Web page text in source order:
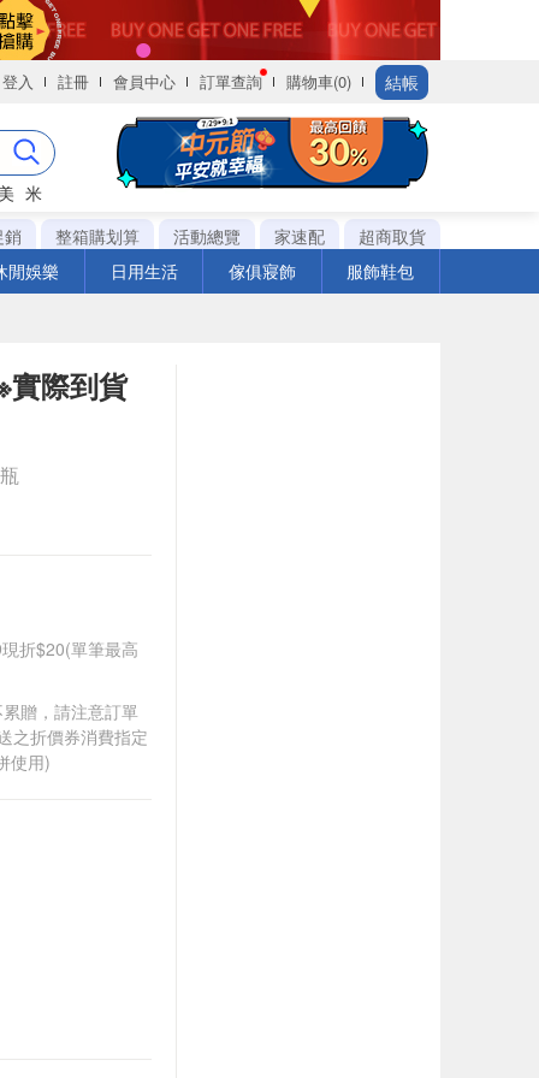
登入 註冊 會員中心 訂單查詢 購物車(0) 結帳
米
銷
整箱購划算 活動總覽 家速配
超商取貨
閒娛樂
日用生活 傢俱寢飾 服飾鞋包
實際到貨
折$20(單筆最高
贈，請注意訂單
之折價券消費指定
使用)